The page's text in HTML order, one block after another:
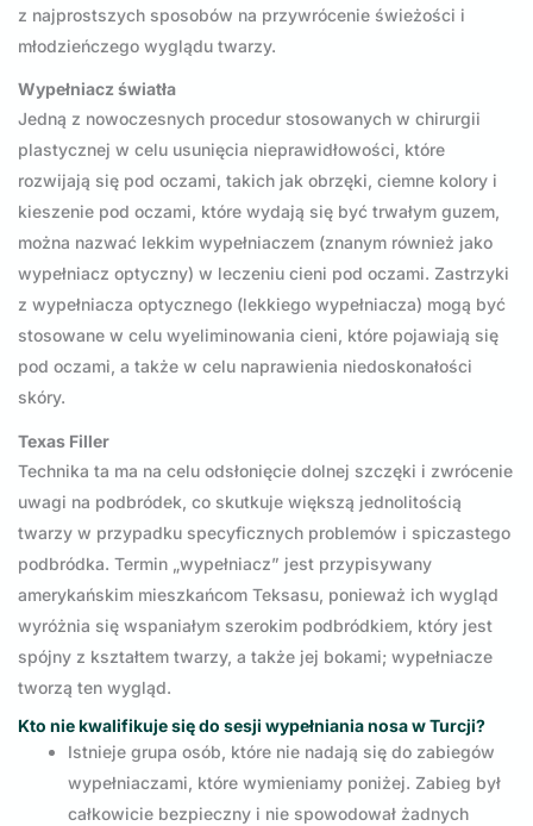
z najprostszych sposobów na przywrócenie świeżości i
młodzieńczego wyglądu twarzy.
Wypełniacz światła
Jedną z nowoczesnych procedur stosowanych w chirurgii
plastycznej w celu usunięcia nieprawidłowości, które
rozwijają się pod oczami, takich jak obrzęki, ciemne kolory i
kieszenie pod oczami, które wydają się być trwałym guzem,
można nazwać lekkim wypełniaczem (znanym również jako
wypełniacz optyczny) w leczeniu cieni pod oczami. Zastrzyki
z wypełniacza optycznego (lekkiego wypełniacza) mogą być
stosowane w celu wyeliminowania cieni, które pojawiają się
pod oczami, a także w celu naprawienia niedoskonałości
skóry.
Texas Filler
Technika ta ma na celu odsłonięcie dolnej szczęki i zwrócenie
uwagi na podbródek, co skutkuje większą jednolitością
twarzy w przypadku specyficznych problemów i spiczastego
podbródka. Termin „wypełniacz” jest przypisywany
amerykańskim mieszkańcom Teksasu, ponieważ ich wygląd
wyróżnia się wspaniałym szerokim podbródkiem, który jest
spójny z kształtem twarzy, a także jej bokami; wypełniacze
tworzą ten wygląd.
Kto nie kwalifikuje się do sesji wypełniania nosa w Turcji?
Istnieje grupa osób, które nie nadają się do zabiegów
wypełniaczami, które wymieniamy poniżej. Zabieg był
całkowicie bezpieczny i nie spowodował żadnych